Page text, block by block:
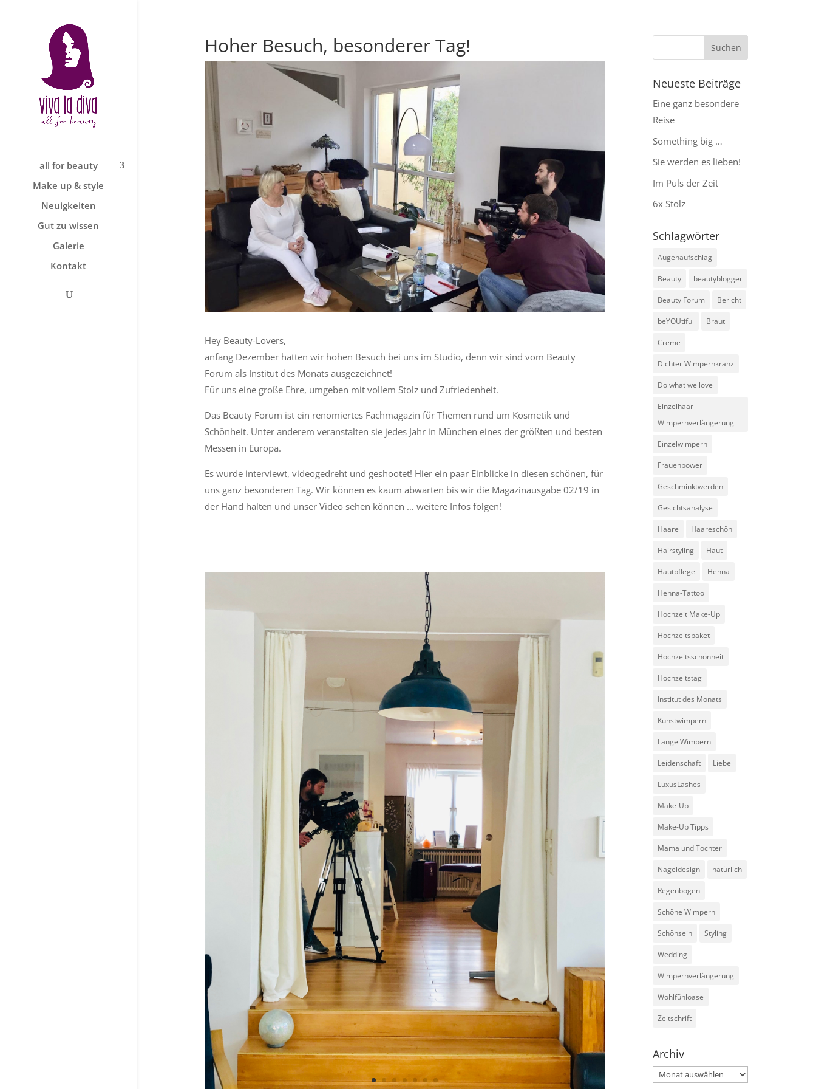
all for beauty
Make up & style
Neuigkeiten
Gut zu wissen
Galerie
Kontakt
Hoher Besuch, besonderer Tag!
Hey Beauty-Lovers,
anfang Dezember hatten wir hohen Besuch bei uns im Studio, denn wir sind vom Beauty
Forum als Institut des Monats ausgezeichnet!
Für uns eine große Ehre, umgeben mit vollem Stolz und Zufriedenheit.
Das Beauty Forum ist ein renomiertes Fachmagazin für Themen rund um Kosmetik und
Schönheit. Unter anderem veranstalten sie jedes Jahr in München eines der größten und besten
Messen in Europa.
Es wurde interviewt, videogedreht und geshootet! Hier ein paar Einblicke in diesen schönen, für
uns ganz besonderen Tag. Wir können es kaum abwarten bis wir die Magazinausgabe 02/19 in
der Hand halten und unser Video sehen können … weitere Infos folgen!
Facebook
Pinterest 0
Neueste Beiträge
Eine ganz besondere
Reise
Something big …
Sie werden es lieben!
Im Puls der Zeit
6x Stolz
Schlagwörter
Augenaufschlag
Beauty beautyblogger
Beauty Forum Bericht
beYOUtiful Braut
Creme
Dichter Wimpernkranz
Do what we love
Einzelhaar
Wimpernverlängerung
Einzelwimpern
Frauenpower
Geschminktwerden
Gesichtsanalyse
Haare Haareschön
Hairstyling Haut
Hautpflege Henna
Henna-Tattoo
Hochzeit Make-Up
Hochzeitspaket
Hochzeitsschönheit
Hochzeitstag
Institut des Monats
Kunstwimpern
Lange Wimpern
Leidenschaft Liebe
LuxusLashes
Make-Up
Make-Up Tipps
Mama und Tochter
Nageldesign natürlich
Regenbogen
Schöne Wimpern
Schönsein Styling
Wedding
Wimpernverlängerung
Wohlfühloase
Zeitschrift
Archiv
Archiv